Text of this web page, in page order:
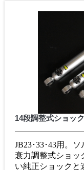
14段調整式ショッ
JB23･33･43用。
衰力調整式ショッ
い純正ショックと